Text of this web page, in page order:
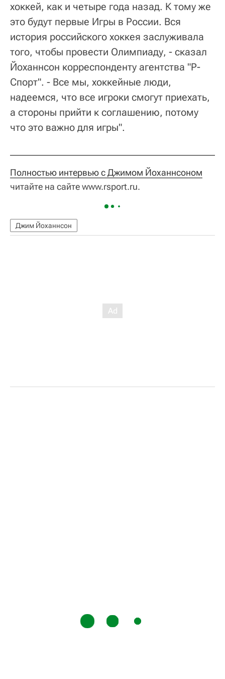
хоккей, как и четыре года назад. К тому же
это будут первые Игры в России. Вся
история российского хоккея заслуживала
того, чтобы провести Олимпиаду, - сказал
Йоханнсон корреспонденту агентства "Р-
Спорт". - Все мы, хоккейные люди,
надеемся, что все игроки смогут приехать,
а стороны прийти к соглашению, потому
что это важно для игры".
Полностью интервью с Джимом Йоханнсоном
читайте на сайте www.rsport.ru.
Джим Йоханнсон